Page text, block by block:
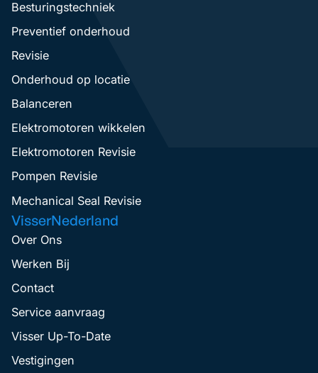
Besturingstechniek
Preventief onderhoud
Revisie
Onderhoud op locatie
Balanceren
Elektromotoren wikkelen
Elektromotoren Revisie
Pompen Revisie
Mechanical Seal Revisie
VisserNederland
Over Ons
Werken Bij
Contact
Service aanvraag
Visser Up-To-Date
Vestigingen